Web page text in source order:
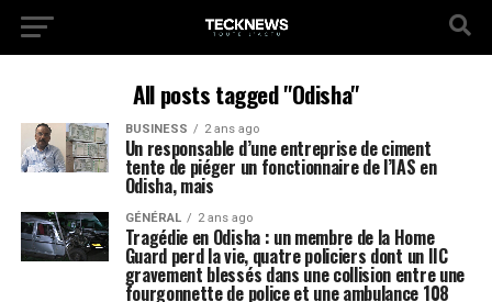
All posts tagged "Odisha"
BUSINESS 2 ans ago
Un responsable d’une entreprise de ciment
tente de piéger un fonctionnaire de l’IAS en
Odisha, mais
GÉNÉRAL 2 ans ago
Tragédie en Odisha : un membre de la Home
Guard perd la vie, quatre policiers dont un IIC
gravement blessés dans une collision entre une
fourgonnette de police et une ambulance 108